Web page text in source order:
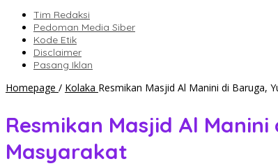
Tim Redaksi
Pedoman Media Siber
Kode Etik
Disclaimer
Pasang Iklan
Homepage / Kolaka Resmikan Masjid Al Manini di Baruga,
Resmikan Masjid Al
Masyarakat